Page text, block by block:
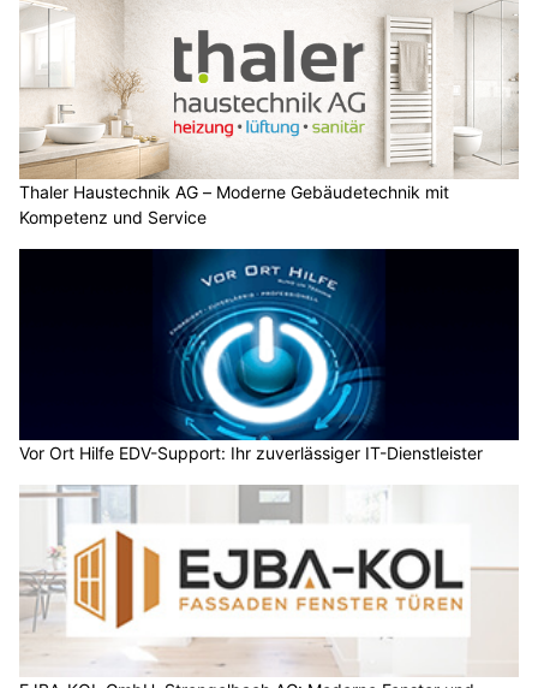
Thaler Haustechnik AG – Moderne Gebäudetechnik mit
Kompetenz und Service
Vor Ort Hilfe EDV-Support: Ihr zuverlässiger IT-Dienstleister